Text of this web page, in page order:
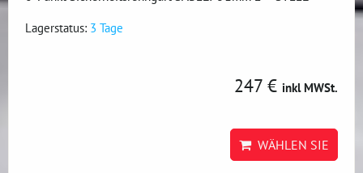
Lagerstatus: 3 Tage
247 € inkl MWSt.
WÄHLEN SIE